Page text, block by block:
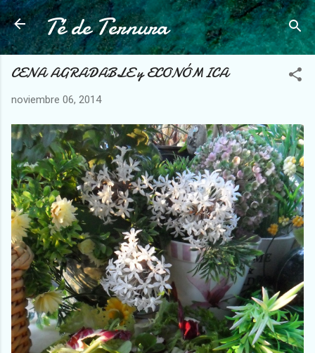
Ir al contenido principal
Té de Ternura
CENA AGRADABLE y ECONÓMICA
noviembre 06, 2014